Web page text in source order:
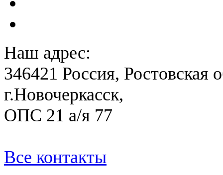
Наш адрес:
346421 Россия, Ростовская
г.Новочеркасск,
ОПС 21 а/я 77
Все контакты